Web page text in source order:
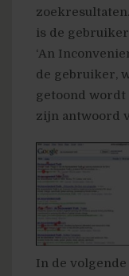
is de
‘An
de gebruiker,
getoond wordt
zijn antwoord
In de